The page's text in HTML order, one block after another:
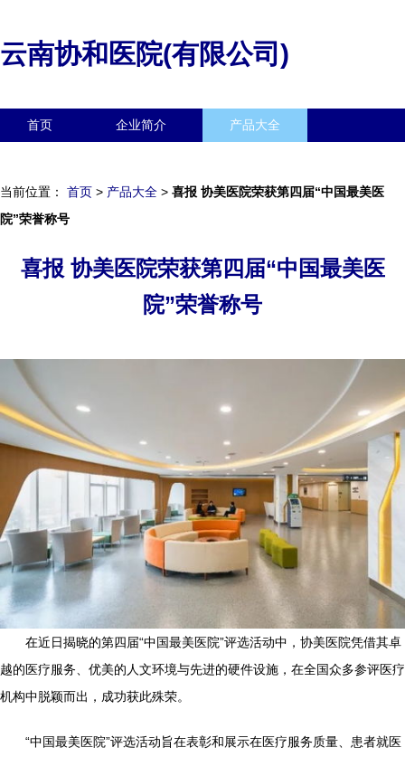
云南协和医院(有限公司)
首页 企业简介 产品大全
当前位置： 首页 > 产品大全 > 喜报 协美医院荣获第四届“中国最美医
院”荣誉称号
喜报 协美医院荣获第四届“中国最美医
院”荣誉称号
在近日揭晓的第四届“中国最美医院”评选活动中，协美医院凭借其卓
越的医疗服务、优美的人文环境与先进的硬件设施，在全国众多参评医疗
机构中脱颖而出，成功获此殊荣。
“中国最美医院”评选活动旨在表彰和展示在医疗服务质量、患者就医